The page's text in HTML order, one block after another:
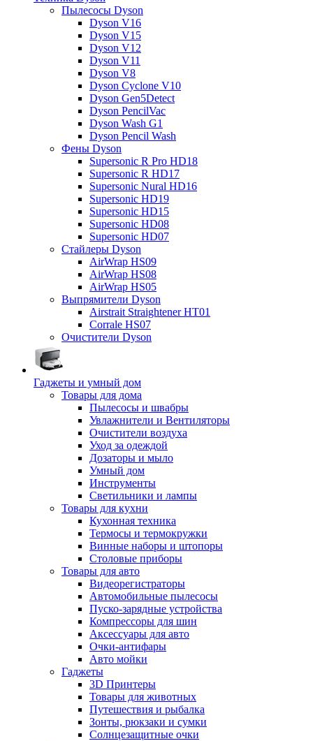
Пылесосы Dyson
Dyson V16
Dyson V15
Dyson V12
Dyson V11
Dyson V8
Dyson Cyclone V10
Dyson Gen5Detect
Dyson PencilVac
Dyson Wash G1
Dyson Pencil Wash
Фены Dyson
Supersonic R Pro HD18
Supersonic R HD17
Supersonic Nural HD16
Supersonic HD19
Supersonic HD15
Supersonic HD08
Supersonic HD07
Стайлеры Dyson
AirWrap HS09
AirWrap HS08
AirWrap HS05
Выпрямители Dyson
Airstrait Straightener HT01
Corrale HS07
Очистители Dyson
Гаджеты и умный дом
Товары для дома
Пылесосы и швабры
Увлажнители и Вентиляторы
Очистители воздуха
Уход за одеждой
Дозаторы и мыло
Умный дом
Инструменты
Светильники и лампы
Товары для кухни
Кухонная техника
Термосы и термокружки
Винные наборы и штопоры
Столовые приборы
Товары для авто
Видеорегистраторы
Автомобильные пылесосы
Пуско-зарядные устройства
Компрессоры для шин
Аксессуары для авто
Очки-антифары
Авто мойки
Гаджеты
3D Принтеры
Товары для животных
Путешествия и рыбалка
Зонты, рюкзаки и сумки
Солнцезащитные очки